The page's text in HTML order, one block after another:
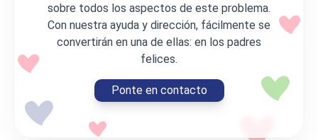
sobre todos los aspectos de este problema.
Con nuestra ayuda y dirección, fácilmente se
convertirán en una de ellas: en los padres
felices.
Ponte en contacto